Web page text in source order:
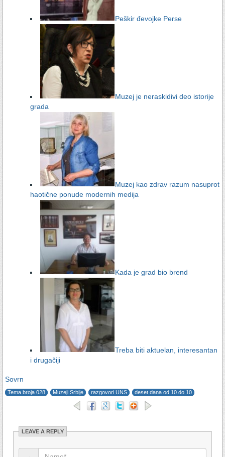
Peškir đevojke Perse
Muzej je neraskidivi deo istorije
grada
Muzej kao zdrav razum nasuprot
haotične ponude modernih medija
Kada je grad bio brend
Treba biti aktuelan, interesantan
i drugačiji
Sovrn
Tema broja 028 Muzeji Srbije razgovori UNS deset dana od 10 do 10
LEAVE A REPLY